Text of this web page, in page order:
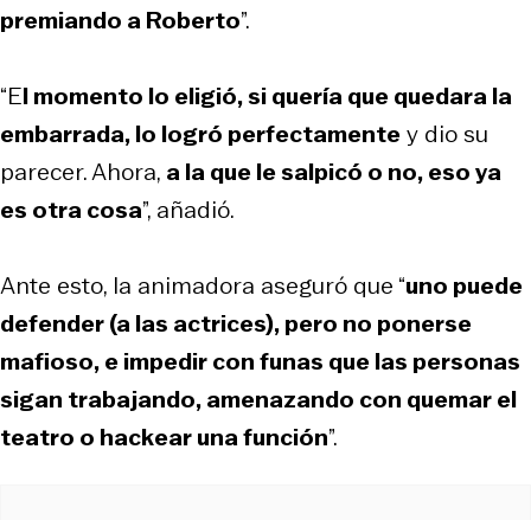
premiando a Roberto”.
“El momento lo eligió, si quería que quedara la
embarrada, lo logró perfectamentey dio su
parecer. Ahora, a la que le salpicó o no, eso ya
es otra cosa”, añadió.
Ante esto, la animadora aseguró que “uno puede
defender (a las actrices), pero no ponerse
mafioso, e impedir con funas que las personas
sigan trabajando, amenazando con quemar el
teatro o hackear una función”.